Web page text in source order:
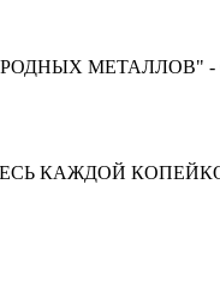
МЕТАЛЛОВ"
КАЖДОЙ